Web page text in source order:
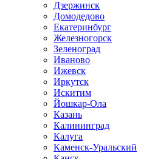
Дзержинск
Домодедово
Екатеринбург
Железногорск
Зеленоград
Иваново
Ижевск
Иркутск
Искитим
Йошкар-Ола
Казань
Калининград
Калуга
Каменск-Уральский